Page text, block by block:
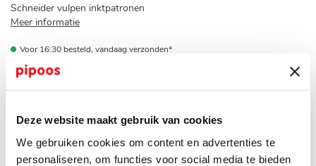
Deze website maakt gebruik van cookies
We gebruiken cookies om content en advertenties te
personaliseren, om functies voor social media te bieden
Schneider vulpen inktpatronen
Meer informatie
Voor 16:30 besteld, vandaag verzonden*
Op voorraad bij jouw pipoos winkel?